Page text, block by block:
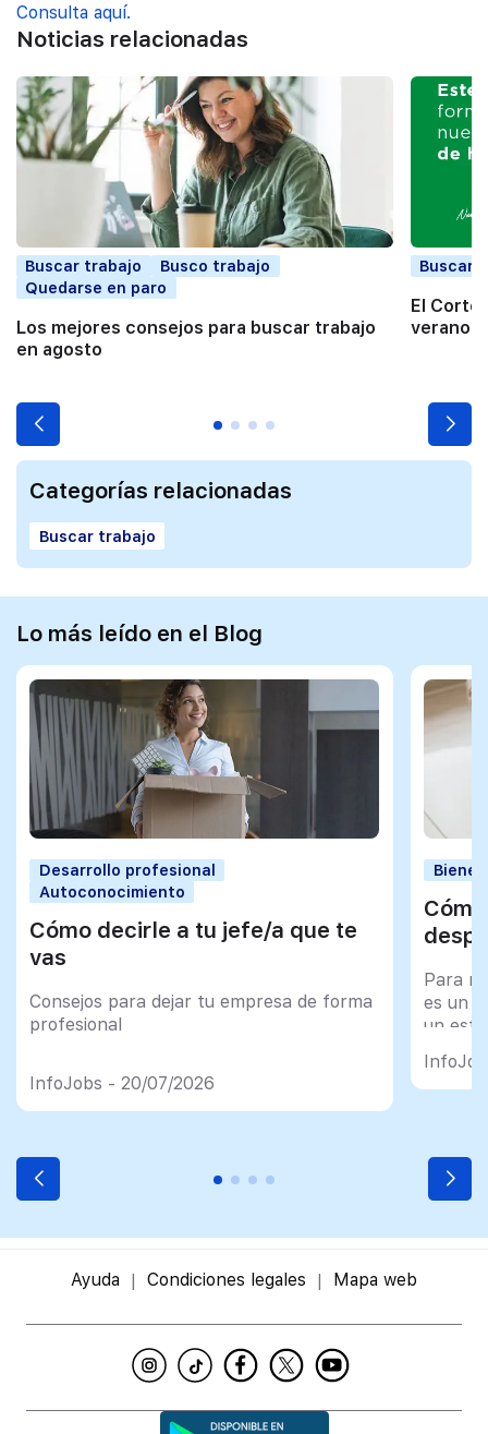
Consulta aquí.
Noticias relacionadas
Buscar trabajo
Busco trabajo
Quedarse en paro
Los mejores consejos para buscar trabajo
en agosto
Buscar
El Corte
verano
Categorías relacionadas
Buscar trabajo
Lo más leído en el Blog
Desarrollo profesional
Autoconocimiento
Cómo decirle a tu jefe/a que te
vas
Consejos para dejar tu empresa de forma
profesional
InfoJobs - 20/07/2026
Para
es un
un
Ayuda Condiciones legales Mapa web